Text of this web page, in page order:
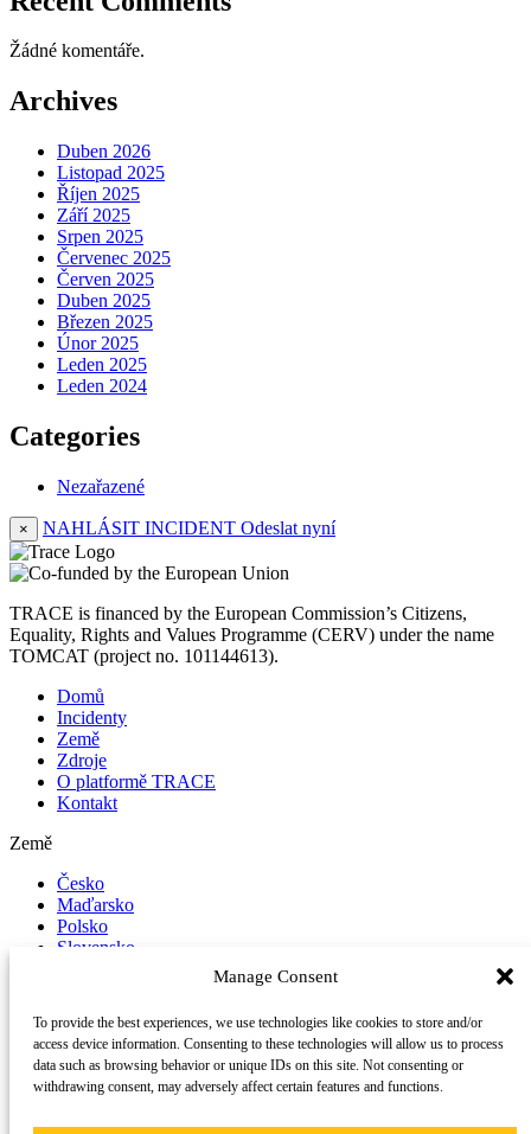
Manage Consent
To provide the best experiences, we use technologies like cookies to store and/or
access device information. Consenting to these technologies will allow us to process
data such as browsing behavior or unique IDs on this site. Not consenting or
withdrawing consent, may adversely affect certain features and functions.
Žádné komentáře.
Archives
Duben 2026
Listopad 2025
Říjen 2025
Září 2025
Srpen 2025
Červenec 2025
Červen 2025
Duben 2025
Březen 2025
Únor 2025
Leden 2025
Leden 2024
Categories
Nezařazené
× NAHLÁSIT INCIDENT Odeslat nyní
TRACE is financed by the European Commission’s Citizens,
Equality, Rights and Values Programme (CERV) under the name
TOMCAT (project no. 101144613).
Domů
Incidenty
Země
Zdroje
O platformě TRACE
Kontakt
Země
Česko
Maďarsko
Polsko
Slovensko
Sledujte nás na sociálních sítích
LinkedIn
YouTube
2026 TraceVšechna práva vyhrazena.